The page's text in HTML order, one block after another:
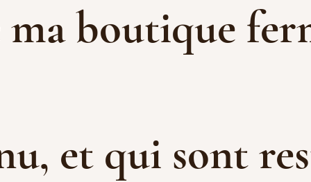
ma boutique
et qui sont